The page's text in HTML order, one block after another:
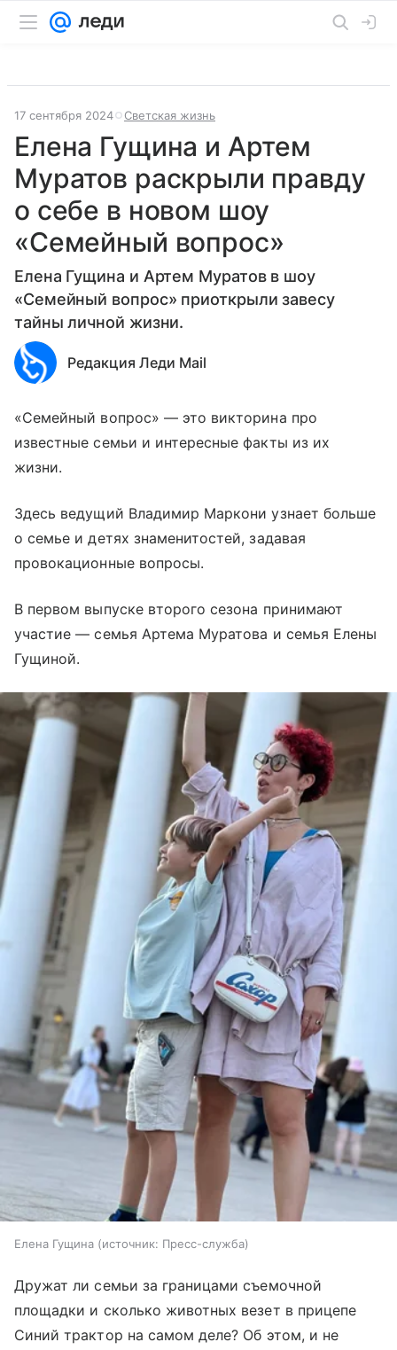
17 сентября 2024 Светская жизнь
Елена Гущина и Артем
Муратов раскрыли правду
о себе в новом шоу
«Семейный вопрос»
Елена Гущина и Артем Муратов в шоу
«Семейный вопрос» приоткрыли завесу
тайны личной жизни.
Редакция Леди Mail
«Семейный вопрос» — это викторина про
известные семьи и интересные факты из их
жизни.
Здесь ведущий Владимир Маркони узнает больше
о семье и детях знаменитостей, задавая
провокационные вопросы.
В первом выпуске второго сезона принимают
участие — семья Артема Муратова и семья Елены
Гущиной.
Елена Гущина источник: Пресс-служба
Дружат ли семьи за границами съемочной
площадки и сколько животных везет в прицепе
Синий трактор на самом деле? Об этом, и не